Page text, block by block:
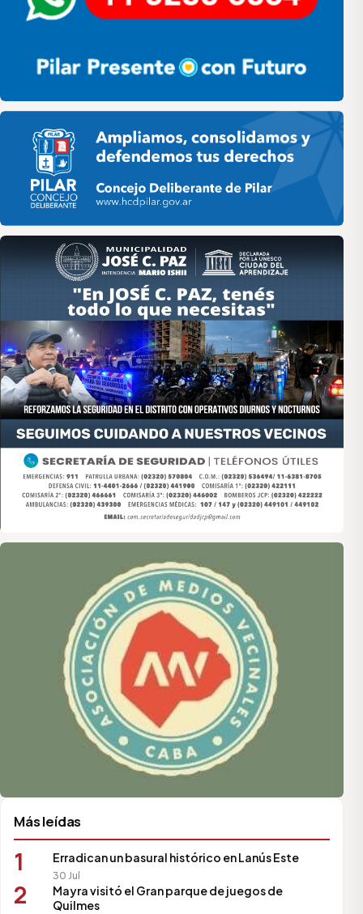
Pilar HCD
Asociación de Medios Vecinales
Más leídas
1 Erradican un basural histórico en Lanús Este
30 Jul
2
Mayra visitó el Gran parque de juegos de
Quilmes